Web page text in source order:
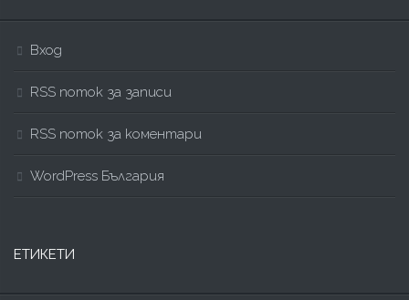
Вход
RSS поток за записи
RSS поток за коментари
WordPress България
ЕТИКЕТИ